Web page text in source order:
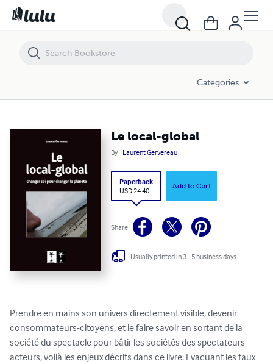
Categories
Le local-global
By Laurent Gervereau
Paperback
USD 24.40
Add to Cart
Share
Usually printed in 3 - 5 business days
Prendre en mains son univers directement visible, devenir
consommateurs-citoyens, et le faire savoir en sortant de la
société du spectacle pour bâtir les sociétés des spectateurs-
acteurs, voilà les enjeux décrits dans ce livre. Evacuant les faux
Le local-global